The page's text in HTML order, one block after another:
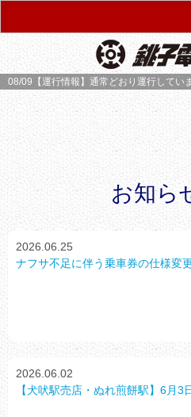
08/09【運行情報】 通常どおり運行してい
お知ら
2026.06.25
ナフサ不足に伴う乗車券の仕様変
2026.06.02
【犬吠駅売店・ぬれ煎餅駅】6月